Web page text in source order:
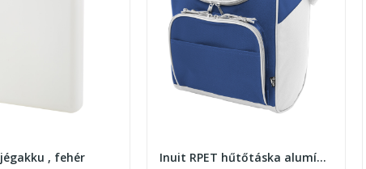
, fehér
Inuit RPET hűtőtáska alumínium béléssel. 2...